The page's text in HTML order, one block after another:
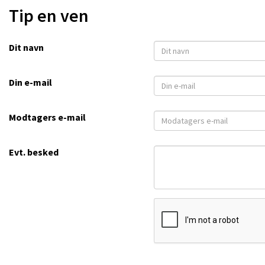
Tip en ven
Dit navn
Din e-mail
Modtagers e-mail
Evt. besked